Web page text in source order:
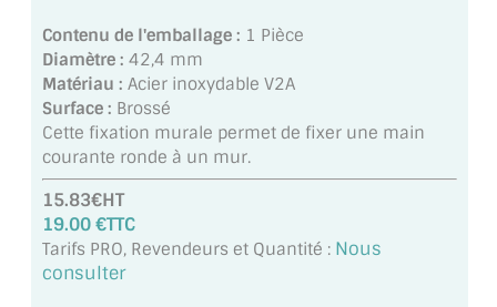
MIROIR VIEILLI
MIROIR DÉCORATIF DE COULEUR
LOTS DE MIROIRS EN MOZAÏQUE
MIROIR DE SALLE DE BAIN
MIROIR PAROI DE DOUCHE
Contenu de l'emballage : 1 Pièce
Diamètre : 42,4 mm
Matériau : Acier inoxydable V2A
Surface : Brossé
Cette fixation murale permet de fixer une main
courante ronde à un mur.
15.83€HT
19.00 €TTC
Tarifs PRO, Revendeurs et Quantité : Nous
consulter